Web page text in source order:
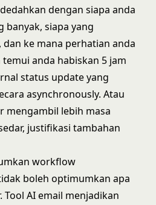
dengan siapa anda
banyak, siapa yang
dan ke mana perhatian anda
anda habiskan 5 jam
status update yang
asynchronously. Atau
mengambil lebih masa
justifikasi tambahan
workflow
boleh optimumkan apa
AI email menjadikan